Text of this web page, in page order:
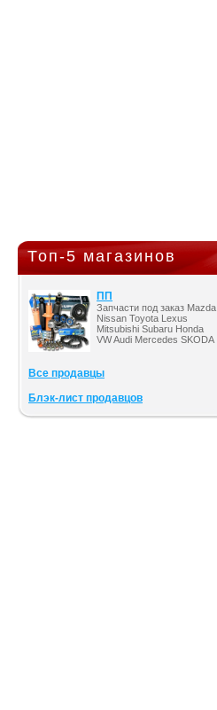
Топ-5 магазинов
ПП
Запчасти под заказ Mazda
Nissan Toyota Lexus
Mitsubishi Subaru Honda
VW Audi Mercedes SKODA
Все продавцы
Блэк-лист продавцов